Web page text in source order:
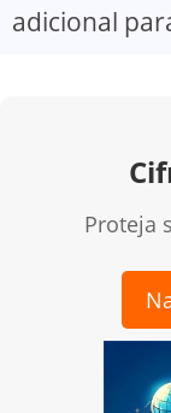
adicional
Proteja